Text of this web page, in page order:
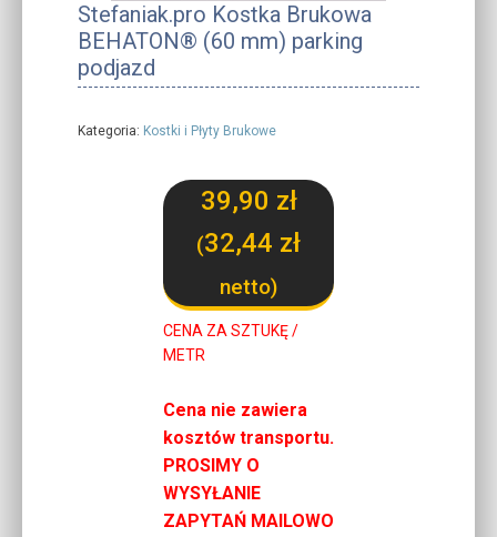
Stefaniak.pro Kostka Brukowa
BEHATON® (60 mm) parking
podjazd
Kategoria: Kostki i Płyty Brukowe
39,90 zł
(32,44 zł
netto)
CENA ZA SZTUKĘ /
METR
Cena nie zawiera
kosztów transportu.
PROSIMY O
WYSYŁANIE
ZAPYTAŃ MAILOWO